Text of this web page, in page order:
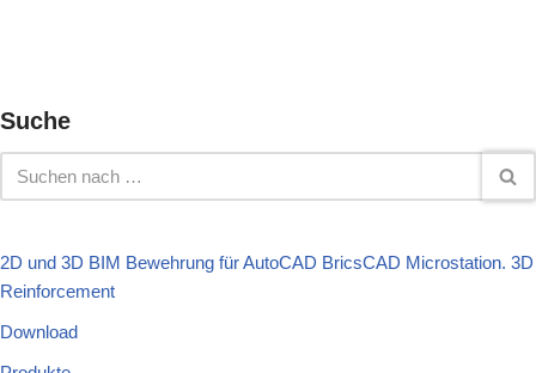
Suche
2D und 3D BIM Bewehrung für AutoCAD BricsCAD Microstation. 3D
Reinforcement
Download